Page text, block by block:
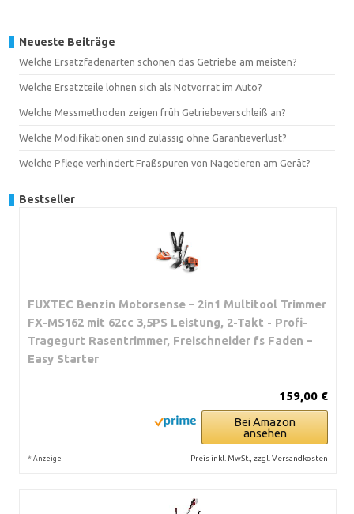
Neueste Beiträge
Welche Ersatzfadenarten schonen das Getriebe am meisten?
Welche Ersatzteile lohnen sich als Notvorrat im Auto?
Welche Messmethoden zeigen früh Getriebeverschleiß an?
Welche Modifikationen sind zulässig ohne Garantieverlust?
Welche Pflege verhindert Fraßspuren von Nagetieren am Gerät?
Bestseller
FUXTEC Benzin Motorsense – 2in1 Multitool Trimmer
FX-MS162 mit 62cc 3,5PS Leistung, 2-Takt - Profi-
Tragegurt Rasentrimmer, Freischneider fs Faden –
Easy Starter
159,00 €
Bei Amazon
ansehen
* Anzeige Preis inkl. MwSt., zzgl. Versandkosten